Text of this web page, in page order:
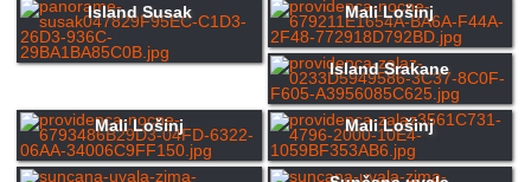
Island Susak Mali Lošinj
Island Srakane
Mali Lošinj Mali Lošinj